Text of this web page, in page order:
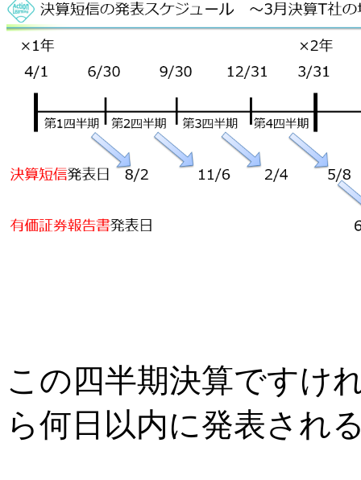
この四半期決算ですけ
ら何日以内に発表され